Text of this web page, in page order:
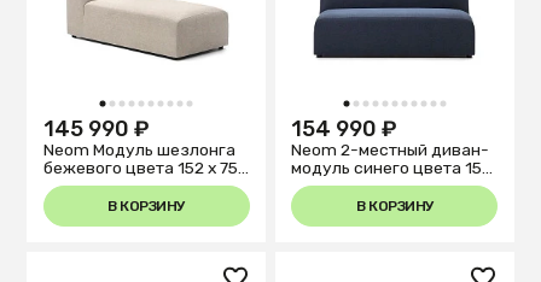
1 2 3 4 5 6 7 8 9 10
145 990 ₽
Neom Модуль шезлонга
бежевого цвета 152 x 75
см
В КОРЗИНУ
1 2 3 4 5 6 7 8 9 1011
154 990 ₽
Neom 2-местный диван-
модуль синего цвета 150
см
В КОРЗИНУ